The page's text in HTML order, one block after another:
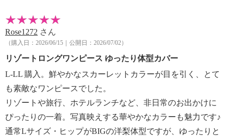
Rose1272 さん
（購入日：2026/06/15｜公開日：2026/07/02）
リゾートロングワンピース ゆったり体型カバー
L-LL 購入。鮮やかなスカーレットカラーが目を引く、とて
も素敵なワンピースでした。
リゾートや旅行、ホテルランチなど、非日常のお出かけに
ぴったりの一着。写真映えする華やかなカラーも魅力です♪
通常Lサイズ・ヒップがBIGの洋梨体型ですが、ゆったりと